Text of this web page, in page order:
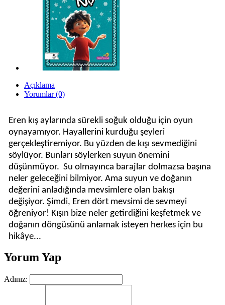
Açıklama
Yorumlar (0)
Eren kış aylarında sürekli soğuk olduğu için oyun
oynayamıyor. Hayallerini kurduğu şeyleri
gerçekleştiremiyor. Bu yüzden de kışı sevmediğini
söylüyor. Bunları söylerken suyun önemini
düşünmüyor. Su olmayınca barajlar dolmazsa başına
neler geleceğini bilmiyor. Ama suyun ve doğanın
değerini anladığında mevsimlere olan bakışı
değişiyor.Şimdi, Eren dört mevsimi de sevmeyi
öğreniyor! Kışın bize neler getirdiğini keşfetmek ve
doğanın döngüsünü anlamak isteyen herkes için bu
hikâye...
Yorum Yap
Adınız: